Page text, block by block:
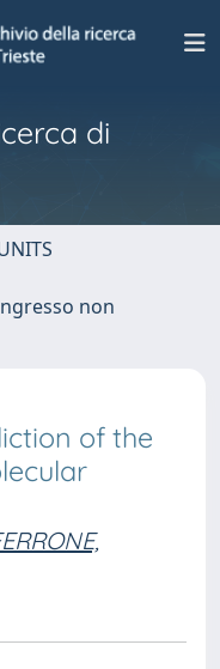
di
non
of the